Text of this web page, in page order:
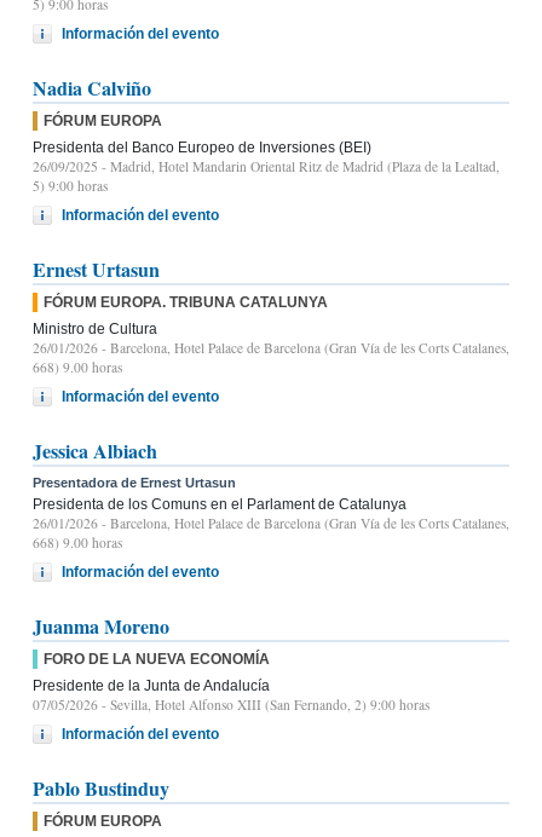
5) 9:00 horas
Información del evento
Nadia Calviño
FÓRUM EUROPA
Presidenta del Banco Europeo de Inversiones (BEI)
26/09/2025 - Madrid, Hotel Mandarin Oriental Ritz de Madrid (Plaza de la Lealtad,
5) 9:00 horas
Información del evento
Ernest Urtasun
FÓRUM EUROPA. TRIBUNA CATALUNYA
Ministro de Cultura
26/01/2026 - Barcelona, Hotel Palace de Barcelona (Gran Vía de les Corts Catalanes,
668) 9.00 horas
Información del evento
Jessica Albiach
Presentadora de Ernest Urtasun
Presidenta de los Comuns en el Parlament de Catalunya
26/01/2026 - Barcelona, Hotel Palace de Barcelona (Gran Vía de les Corts Catalanes,
668) 9.00 horas
Información del evento
Juanma Moreno
FORO DE LA NUEVA ECONOMÍA
Presidente de la Junta de Andalucía
07/05/2026 - Sevilla, Hotel Alfonso XIII (San Fernando, 2) 9:00 horas
Información del evento
Pablo Bustinduy
FÓRUM EUROPA